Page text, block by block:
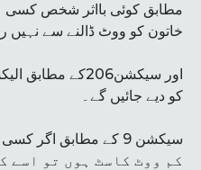
خاتون کو ووٹ ڈالنے سے نہیں
کو دیے جائیں گے۔
کم ووٹ کاسٹ ہوں تو اسے